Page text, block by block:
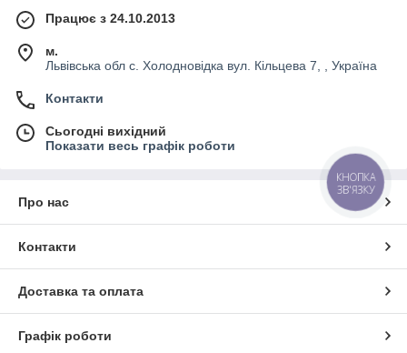
Працює з 24.10.2013
м.
Львівська обл с. Холодновідка вул. Кільцева 7, , Україна
Контакти
Сьогодні вихідний
Показати весь графік роботи
Про нас
Контакти
Доставка та оплата
Графік роботи
КНОПКА
ЗВ'ЯЗКУ